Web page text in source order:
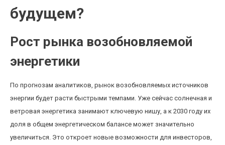
будущем?
Рост рынка возобновляемой
энергетики
По прогнозам аналитиков, рынок возобновляемых источников
энергии будет расти быстрыми темпами. Уже сейчас солнечная и
ветровая энергетика занимают ключевую нишу, а к 2030 году их
доля в общем энергетическом балансе может значительно
увеличиться. Это откроет новые возможности для инвесторов,